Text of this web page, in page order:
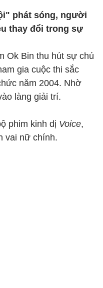
phát sóng, người
thay đổi trong sự
Ok Bin thu hút sự chú
gia cuộc thi sắc
năm 2004. Nhờ
làng giải trí.
phim kinh dị Voice,
vai nữ chính.